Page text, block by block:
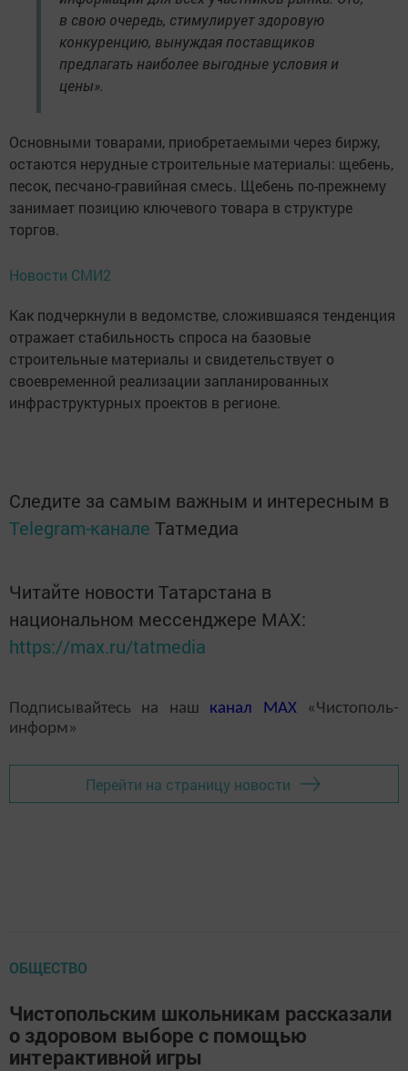
в свою очередь, стимулирует здоровую
конкуренцию, вынуждая поставщиков
предлагать наиболее выгодные условия и
цены».
Основными товарами, приобретаемыми через биржу,
остаются нерудные строительные материалы: щебень,
песок, песчано-гравийная смесь. Щебень по-прежнему
занимает позицию ключевого товара в структуре
торгов.
Новости СМИ2
Как подчеркнули в ведомстве, сложившаяся тенденция
отражает стабильность спроса на базовые
строительные материалы и свидетельствует о
своевременной реализации запланированных
инфраструктурных проектов в регионе.
Следите за самым важным и интересным в
Telegram-канале Татмедиа
Читайте новости Татарстана в
национальном мессенджере MАХ:
https://max.ru/tatmedia
Подписывайтесь на наш канал MAX«Чистополь-
информ»
Перейти на страницу новости
ОБЩЕСТВО
Чистопольским школьникам рассказали
о здоровом выборе с помощью
интерактивной игры